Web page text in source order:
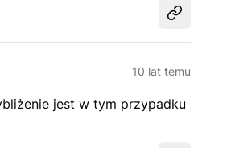
Udostępnij
10 lat temu
jest w tym przypadku